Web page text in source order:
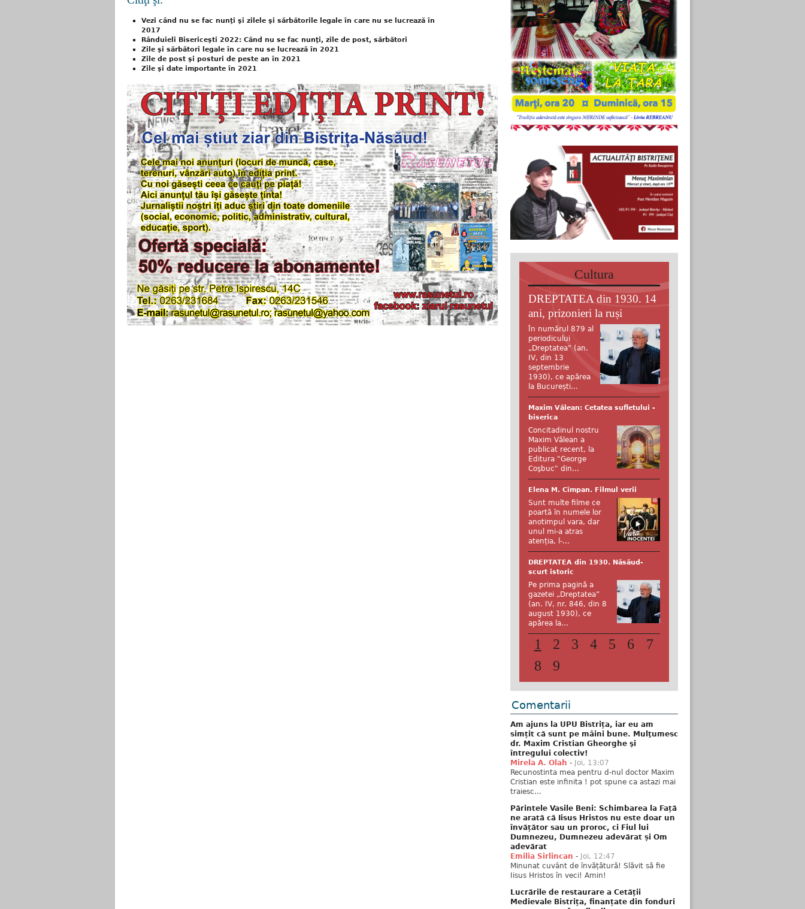
Vezi când nu se fac nunţi şi zilele şi sărbătorile legale în care nu se lucrează în
2017
Rânduieli Bisericeşti 2022: Când nu se fac nunţi, zile de post, sărbători
Zile şi sărbători legale în care nu se lucrează în 2021
Zile de post şi posturi de peste an în 2021
Zile şi date importante în 2021
Cultura
DREPTATEA din 1930. 14
ani, prizonieri la ruși
În numărul 879 al
periodicului
„Dreptatea” (an.
IV, din 13
septembrie
1930), ce apărea
la București...
Maxim Vălean: Cetatea sufletului -
biserica
Concitadinul nostru
Maxim Vălean a
publicat recent, la
Editura "George
Coşbuc" din...
Elena M. Cîmpan. Filmul verii
Sunt multe filme ce
poartă în numele lor
anotimpul vara, dar
unul mi-a atras
atenția, l-...
DREPTATEA din 1930. Năsăud-
scurt istoric
Pe prima pagină a
gazetei „Dreptatea”
(an. IV, nr. 846, din 8
august 1930), ce
apărea la...
1 2 3 4 5 6
7
8
9
Comentarii
Am ajuns la UPU Bistrița, iar eu am
simțit că sunt pe mâini bune. Mulţumesc
dr. Maxim Cristian Gheorghe şi
întregului colectiv!
Mirela A. Olah - Joi, 13:07
Recunostinta mea pentru d-nul doctor Maxim
Cristian este infinita ! pot spune ca astazi mai
traiesc...
Părintele Vasile Beni: Schimbarea la Față
ne arată că Iisus Hristos nu este doar un
învățător sau un proroc, ci Fiul lui
Dumnezeu, Dumnezeu adevărat și Om
adevărat
Emilia Sirlincan - Joi, 12:47
Minunat cuvânt de învățătură! Slăvit să fie
Iisus Hristos în veci! Amin!
Lucrările de restaurare a Cetății
Medievale Bistrița, finanțate din fonduri